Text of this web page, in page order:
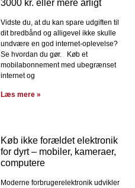
3000 kr. eller mere årligt
Vidste du, at du kan spare udgiften til
dit bredbånd og alligevel ikke skulle
undvære en god internet-oplevelse?
Se hvordan du gør. Køb et
mobilabonnement med ubegrænset
internet og
Læs mere »
Køb ikke forældet elektronik
for dyrt – mobiler, kameraer,
computere
Moderne forbrugerelektronik udvikler